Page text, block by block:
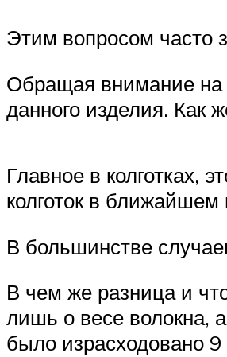
Этим вопросом часто
Обращая внимание на
данного изделия. Как
Главное в колготках,
колготок в ближайшем
В большинстве
В чем же разница и
лишь о весе волокна,
было израсходовано